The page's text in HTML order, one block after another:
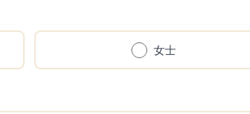
女士